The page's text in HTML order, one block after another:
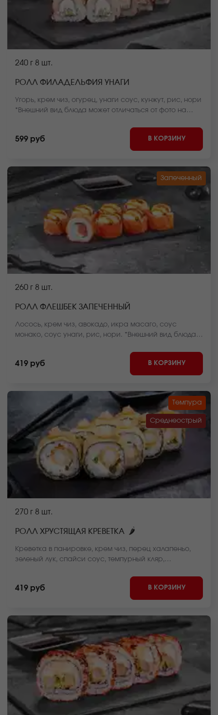
240 г 8 шт.
РОЛЛ ФИЛАДЕЛЬФИЯ УНАГИ
Угорь, крем чиз, огурец, унаги соус, кунжут, рис, нори
*Внешний вид блюда может отличаться от фото на
599 руб В КОРЗИНУ
Запеченный
260 г 8 шт.
РОЛЛ ФЛЕШБЕК ЗАПЕЧЕННЫЙ
Лосось, крем чиз, авокадо, икра масаго, соус
монако, соус унаги, рис, нори. *Внешний вид блюда
419 руб В КОРЗИНУ
Темпура
Среднеострый
270 г 8 шт.
РОЛЛ ХРУСТЯЩАЯ КРЕВЕТКА 🌶
Креветка в панировке, крем чиз, перец халапеньо,
зеленый лук, спайси соус, темпурный кляр,
блюда может отличаться от фото на сайте.
419 руб В КОРЗИНУ